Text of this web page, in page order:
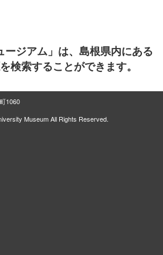
ージアム」は、島根県内にある
検索することができます。
1060
Museum All Rights Reserved.